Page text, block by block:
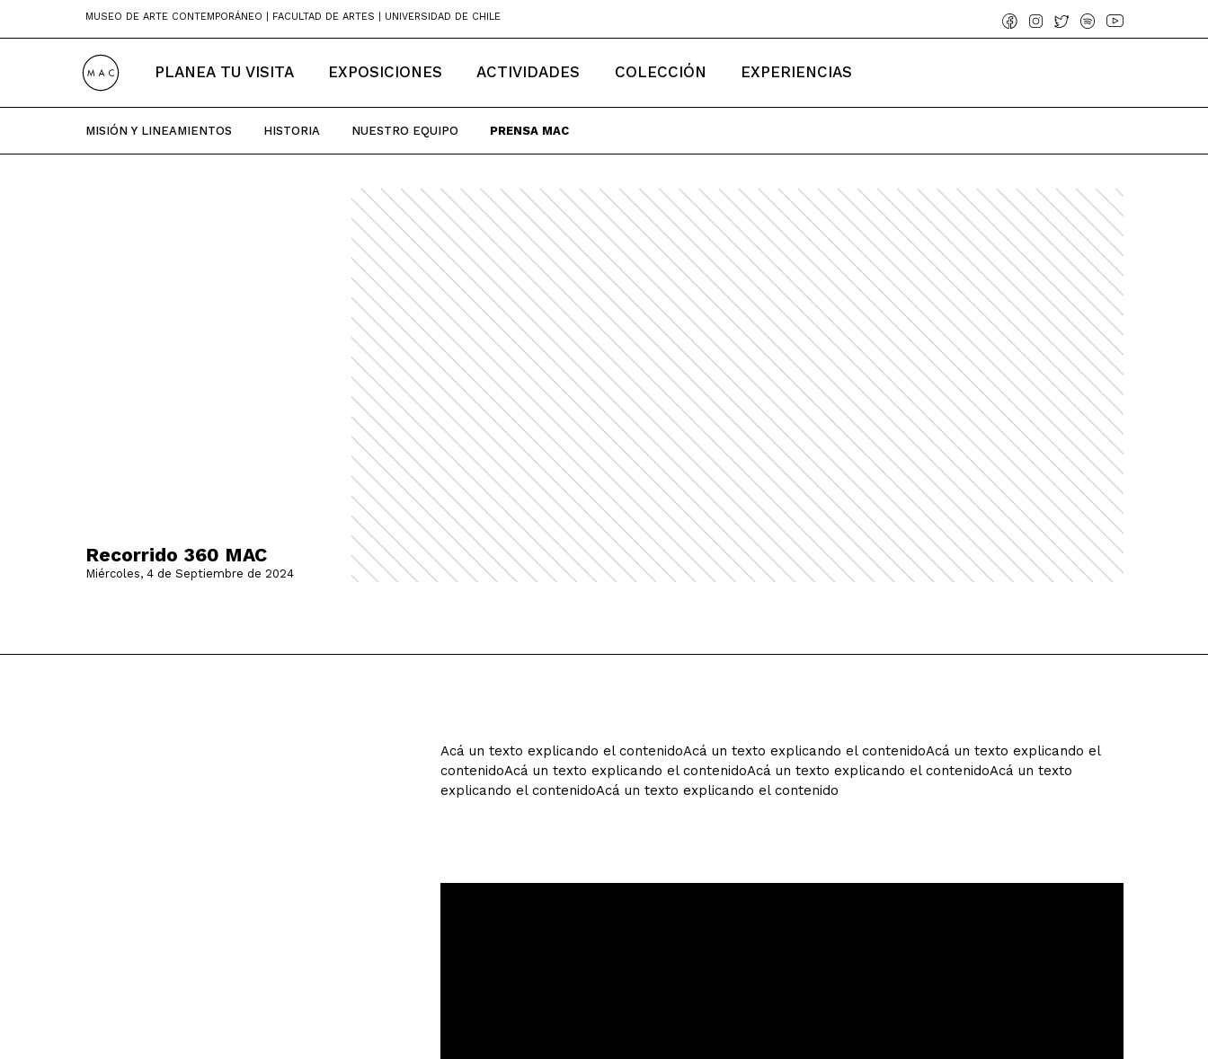
MUSEO DE ARTE CONTEMPORÁNEO | FACULTAD DE ARTES | UNIVERSIDAD DE CHILE
PLANEA TU VISITA EXPOSICIONES ACTIVIDADES COLECCIÓN EXPERIENCIAS
MISIÓN Y LINEAMIENTOS HISTORIA NUESTRO EQUIPO PRENSA MAC
Recorrido 360 MAC
Miércoles, 4 de Septiembre de 2024
Acá un texto explicando el contenidoAcá un texto explicando el contenidoAcá un texto explicando el
contenidoAcá un texto explicando el contenidoAcá un texto explicando el contenidoAcá un texto
explicando el contenidoAcá un texto explicando el contenido